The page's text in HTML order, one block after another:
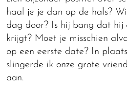
haal je je dan op de hals?
dag door? Is hij bang dat hij
krijgt? Moet je misschien
op een eerste date? In
slingerde ik onze grote
aan.